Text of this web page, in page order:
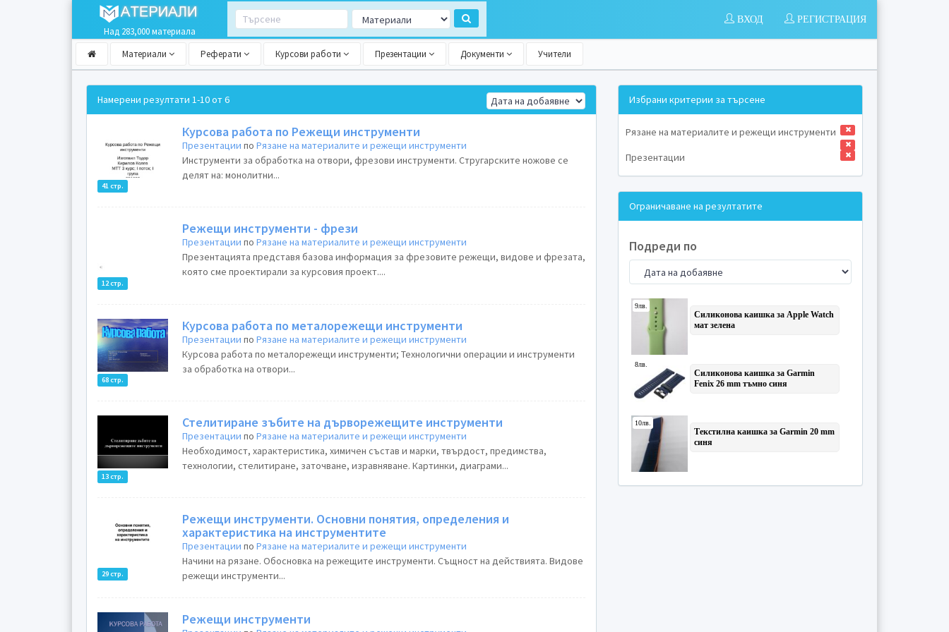
Над 283,000 материала
РЕГИСТРАЦИЯ
ВХОД
Материали Реферати Курсови работи Презентации Документи Учители
Намерени резултати 1-10 от 6
41 стр.
Курсова работа по Режещи инструменти
Презентации поРязане на материалите и режещи инструменти
Инструменти за обработка на отвори, фрезови инструменти. Стругарските ножове се
делят на: монолитни...
12 стр.
Режещи инструменти - фрези
Презентации поРязане на материалите и режещи инструменти
Презентацията представя базова информация за фрезовите режещи, видове и фрезата,
която сме проектирали за курсовия проект....
68 стр.
Курсова работа по металорежещи инструменти
Презентации поРязане на материалите и режещи инструменти
Курсова работа по металорежещи инструменти; Технологични операции и инструменти
за обработка на отвори...
13 стр.
Стелитиране зъбите на дърворежещите инструменти
Презентации поРязане на материалите и режещи инструменти
Необходимост, характеристика, химичен състав и марки, твърдост, предимства,
технологии, стелитиране, заточване, изравняване. Картинки, диаграми...
29 стр.
Режещи инструменти. Основни понятия, определения и
характеристика на инструментите
Презентации поРязане на материалите и режещи инструменти
Начини на рязане. Обосновка на режещите инструменти. Същност на действията. Видове
режещи инструменти...
Режещи инструменти
Избрани критерии за търсене
Рязане на материалите и режещи инструменти
Презентации
Ограничаване на резултатите
Подреди по